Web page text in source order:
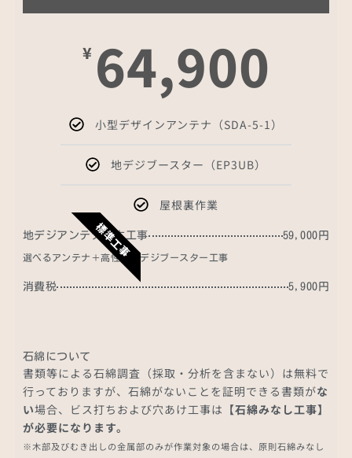
¥ 64,900
小型デザインアンテナ（SDA-5-1）
地デジブースター（EP3UB）
屋根裏作業
標準工事
地デジアンテナ基本工事 59,000円
選べるアンテナ＋高性能地デジブースター工事
消費税 5,900円
石綿について
書類等による石綿調査（採取・分析を含まない）は無料で
行っておりますが、石綿がないことを証明できる書類がな
い場合、ビス打ちおよび穴あけ工事は 【石綿みなし工事】
が必要になります。
※木部及びむき出しの金属部のみが作業対象の場合は、原則石綿みなし